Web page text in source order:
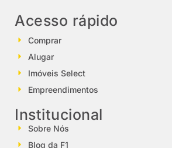
Acesso rápido
Comprar
Alugar
Imóveis Select
Empreendimentos
Institucional
Sobre Nós
Blog da F1